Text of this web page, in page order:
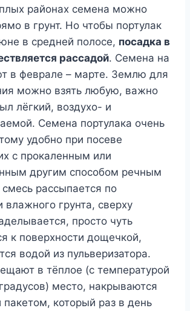
районах семена можно
в грунт. Но чтобы портулак
в средней полосе, посадка в
рассадой. Семена на
в феврале – марте. Землю для
можно взять любую, важно
лёгкий, воздухо- и
Семена портулака очень
удобно при посеве
с прокаленным или
другим способом речным
рассыпается по
влажного грунта, сверху
просто чуть
к поверхности дощечкой,
водой из пульверизатора.
в тёплое (с температурой
место, накрываются
пакетом, который раз в день